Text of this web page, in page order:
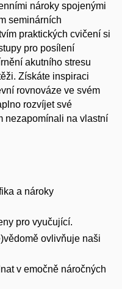
nároky spojenými
seminárních
praktických cvičení si
pro posílení
akutního stresu
Získáte inspiraci
rovnováze ve svém
rozvíjet své
nezapomínali na vlastní
a nároky
pro vyučující.
ovlivňuje naši
v emočně náročných